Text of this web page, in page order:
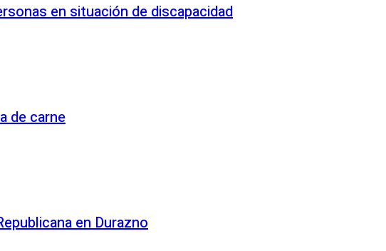
en situación de discapacidad
de carne
en Durazno